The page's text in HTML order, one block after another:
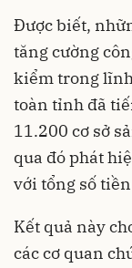
Được biết,
tăng cường
kiểm trong
toàn tỉnh đã
11.200 cơ sở
qua đó phát
với tổng số
Kết quả này
các cơ quan